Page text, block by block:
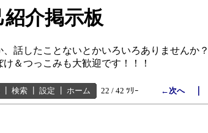
介掲示板
話したことないとかいろいろありませんか？
＆つっこみも大歓迎です！！！
検索 設定 ホーム 22 / 42 ﾂﾘｰ ←次へ｜